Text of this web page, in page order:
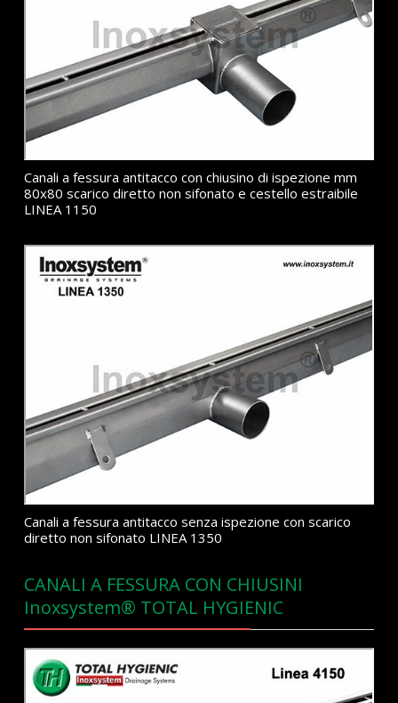
Canali a fessura antitacco con chiusino di ispezione mm
80x80 scarico diretto non sifonato e cestello estraibile
LINEA 1150
Canali a fessura antitacco senza ispezione con scarico
diretto non sifonato LINEA 1350
CANALI A FESSURA CON CHIUSINI
Inoxsystem® TOTAL HYGIENIC